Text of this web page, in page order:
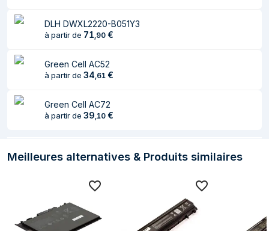
Technologie
Lithium-Ion (Li-Ion)
Capacité de la
batterie
Autres caractéristiques
batteries incluses
Données logistiques
Code du système
harmonisé
DLH DWXL2220-B051Y3
à partir de 71 90 €
Green Cell AC52
à partir de 34 61 €
Green Cell AC72
à partir de 39 10 €
Meilleures alternatives & Produits similaires